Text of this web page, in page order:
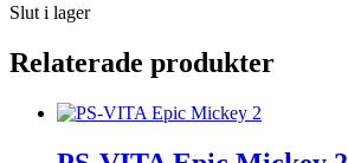
Slut i lager
Relaterade produkter